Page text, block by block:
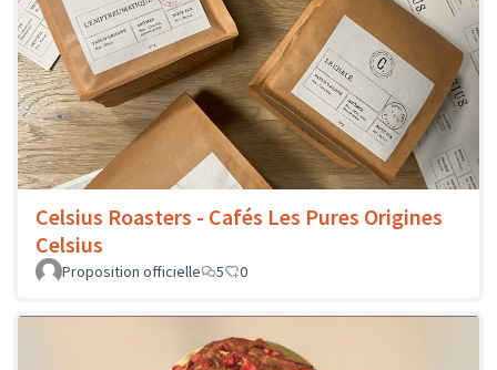
Celsius Roasters - Cafés Les Pures Origines
Celsius
Proposition officielle 5 0